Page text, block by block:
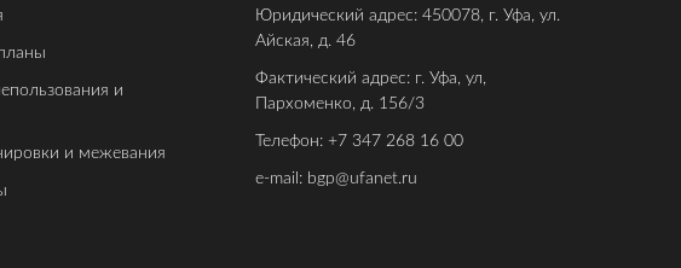
и
и межевания
Юридический адрес: 450078, г. Уфа, ул.
Айская, д. 46
Фактический адрес: г. Уфа, ул,
Пархоменко, д. 156/3
Телефон: +7 347 268 16 00
e-mail: bgp@ufanet.ru